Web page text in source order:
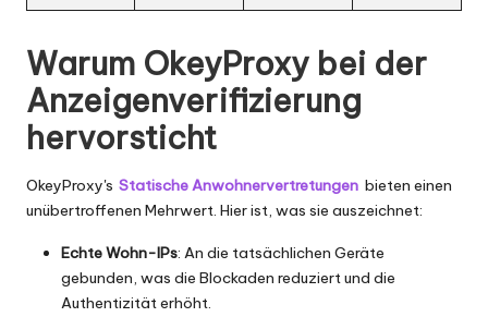
Warum OkeyProxy bei der
Anzeigenverifizierung
hervorsticht
OkeyProxy's Statische Anwohnervertretungen bieten einen
unübertroffenen Mehrwert. Hier ist, was sie auszeichnet:
Echte Wohn-IPs: An die tatsächlichen Geräte
gebunden, was die Blockaden reduziert und die
Authentizität erhöht.